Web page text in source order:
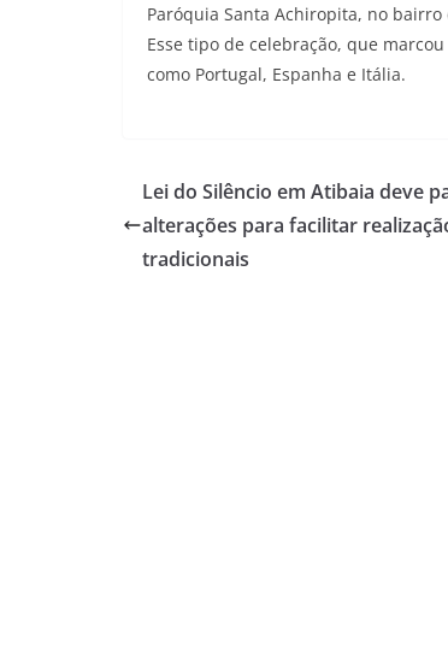
Paróquia Santa Achiropita, no
Esse tipo de celebração, que
como Portugal, Espanha e Itália.
Lei do Silêncio em Atibaia deve
alterações para facilitar
tradicionais